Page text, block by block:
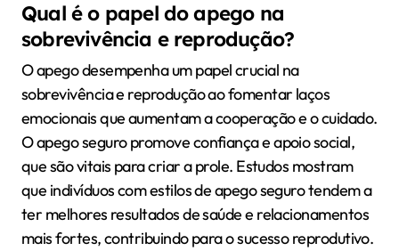
Qual é o papel do apego na
sobrevivência e reprodução?
O apego desempenha um papel crucial na
sobrevivência e reprodução ao fomentar laços
emocionais que aumentam a cooperação e o cuidado.
O apego seguro promove confiança e apoio social,
que são vitais para criar a prole. Estudos mostram
que indivíduos com estilos de apego seguro tendem a
ter melhores resultados de saúde e relacionamentos
mais fortes, contribuindo para o sucesso reprodutivo.